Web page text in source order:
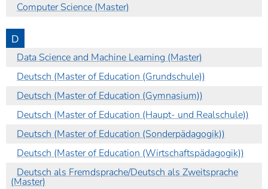
Computer Science (Master)
D
Data Science and Machine Learning (Master)
Deutsch (Master of Education (Grundschule))
Deutsch (Master of Education (Gymnasium))
Deutsch (Master of Education (Haupt- und Realschule))
Deutsch (Master of Education (Sonderpädagogik))
Deutsch (Master of Education (Wirtschaftspädagogik))
Deutsch als Fremdsprache/Deutsch als Zweitsprache
(Master)